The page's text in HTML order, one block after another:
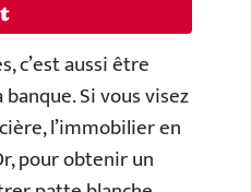
c’est aussi être
Si vous visez
l’immobilier en
pour obtenir un